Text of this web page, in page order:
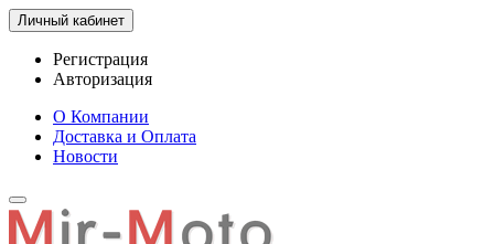
Личный кабинет
Регистрация
Авторизация
О Компании
Доставка и Оплата
Новости